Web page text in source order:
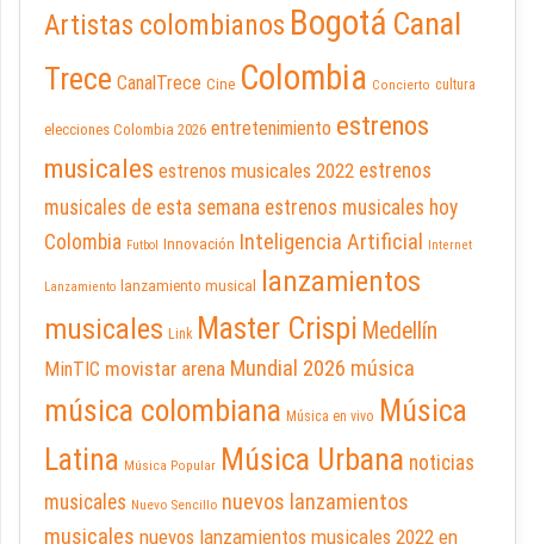
Artistas colombianos Bogotá Canal
Trece CanalTrece Cine Colombia Concierto cultura
elecciones Colombia 2026 entretenimiento estrenos
musicales estrenos musicales 2022 estrenos
musicales de esta semana estrenos musicales hoy
Colombia Futbol Innovación Inteligencia Artificial Internet
Lanzamiento lanzamiento musical lanzamientos
musicales Link Master Crispi Medellín
MinTIC movistar arena Mundial 2026 música
música colombiana Música en vivo Música
Latina Música Popular Música Urbana noticias
musicales Nuevo Sencillo nuevos lanzamientos
musicales nuevos lanzamientos musicales 2022 en